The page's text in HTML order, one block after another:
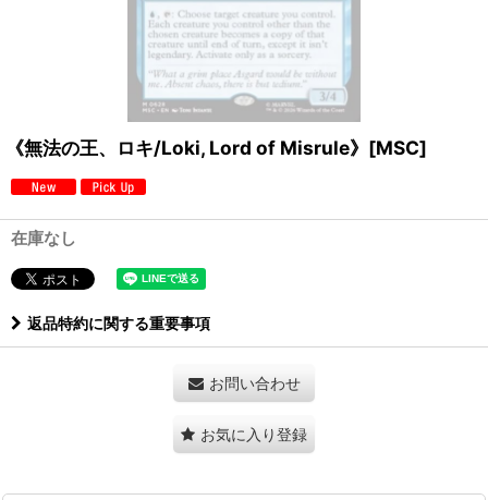
《無法の王、ロキ/Loki, Lord of Misrule》[MSC]
在庫なし
返品特約に関する重要事項
お問い合わせ
お気に入り登録